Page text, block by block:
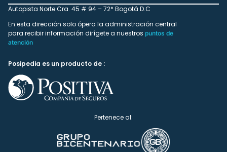
Autopista Norte Cra. 45 # 94 – 72* Bogotá D.C
En esta dirección solo ópera la administración central
para recibir información dirígete a nuestros puntos de
atención
Posipedia es un producto de :
Pertenece al: